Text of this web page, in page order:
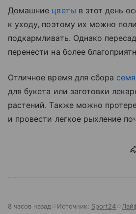
Домашние цветы в этот день
к уходу, поэтому их можно
подкармливать. Однако
перенести на более
Отличное время для сбора
для букета или заготовки
растений. Также можно
и провести легкое рыхление
8 часов назад Источник: Sport24